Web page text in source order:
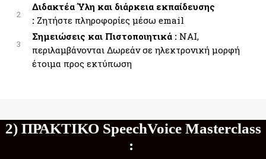
2
Διδακτέα Ύλη και διάρκεια εκπαίδευσης
: Ζητήστε πληροφορίες μέσω email
3
Σημειώσεις και Πιστοποιητικά : ΝΑΙ,
περιλαμβάνονται Δωρεάν σε ηλεκτρονική μορφή
έτοιμα προς εκτύπωση
2) ΠΡΑΚΤΙΚΟ SpeechVoice Masterclass
: